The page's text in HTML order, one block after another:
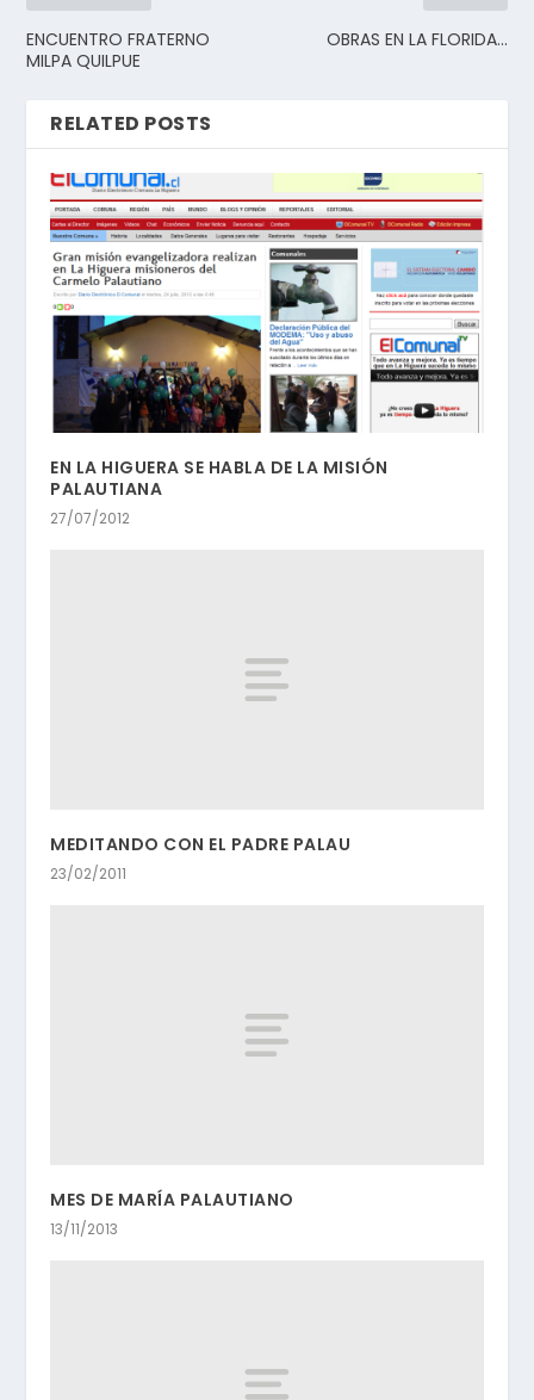
ENCUENTRO FRATERNO
MILPA QUILPUE
OBRAS EN LA FLORIDA…
RELATED POSTS
EN LA HIGUERA SE HABLA DE LA MISIÓN
PALAUTIANA
27/07/2012
MEDITANDO CON EL PADRE PALAU
23/02/2011
MES DE MARÍA PALAUTIANO
13/11/2013